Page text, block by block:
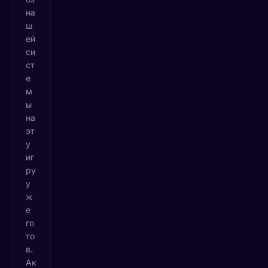
на
ш
ей
си
ст
е
м
ы
на
эт
у
иг
ру
у
ж
е
го
то
в.
Ак